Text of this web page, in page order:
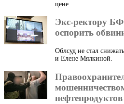
цене.
Экс-ректору
оспорить
Облсуд не стал
и Елене Мялкиной.